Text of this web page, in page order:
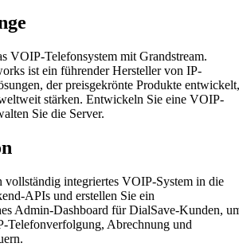
VOIP-Telefonsystem mit Grandstream.
ist ein führender Hersteller von IP-
der preisgekrönte Produkte entwickelt,
stärken. Entwickeln Sie eine VOIP-
Sie die Server.
vollständig integriertes VOIP-System in die
APIs und erstellen Sie ein
Admin-Dashboard für DialSave-Kunden,
Telefonverfolgung, Abrechnung und